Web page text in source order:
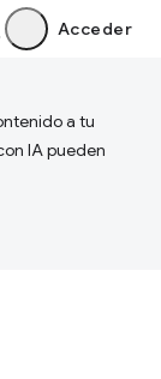
Acceder
a tu
IA pueden